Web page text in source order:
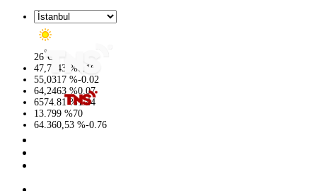
26°C
47,7143 %0.16
55,0317 %-0.02
64,2463 %0.07
6574.81 %1.44
13.799 %70
64.360,53 %-0.76